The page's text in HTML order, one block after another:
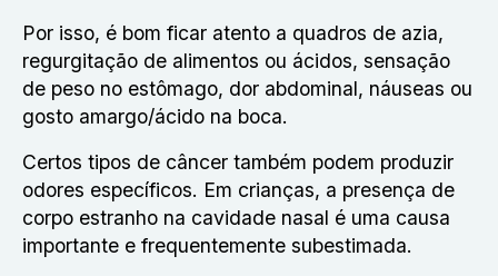
Por isso, é bom ficar atento a quadros de azia,
regurgitação de alimentos ou ácidos, sensação
de peso no estômago, dor abdominal, náuseas ou
gosto amargo/ácido na boca.
Certos tipos de câncer também podem produzir
odores específicos. Em crianças, a presença de
corpo estranho na cavidade nasal é uma causa
importante e frequentemente subestimada.